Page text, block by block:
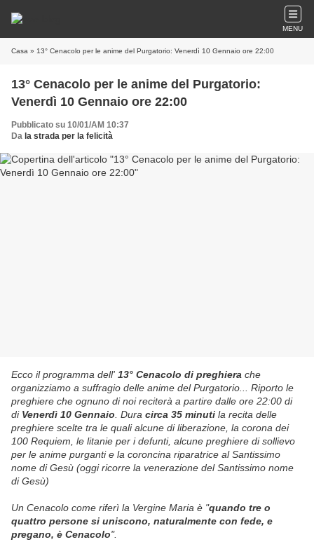
MENU
Casa » 13° Cenacolo per le anime del Purgatorio: Venerdì 10 Gennaio ore 22:00
13° Cenacolo per le anime del Purgatorio:
Venerdì 10 Gennaio ore 22:00
Pubblicato su 10/01/AM 10:37
Da la strada per la felicità
Ecco il programma dell' 13° Cenacolo di preghiera che
organizziamo a suffragio delle anime del Purgatorio... Riporto le
preghiere che ognuno di noi reciterà a partire dalle ore 22:00 di
di Venerdì 10 Gennaio . Dura circa 35 minuti la recita delle
preghiere scelte tra le quali alcune di liberazione, la corona dei
100 Requiem, le litanie per i defunti, alcune preghiere di sollievo
per le anime purganti e la coroncina riparatrice al Santissimo
nome di Gesù (oggi ricorre la venerazione delSantissimo nome
di Gesù)
Un Cenacolo come riferì la Vergine Maria è "quando tre o
quattro persone si uniscono, naturalmente con fede, e
pregano, è Cenacolo".